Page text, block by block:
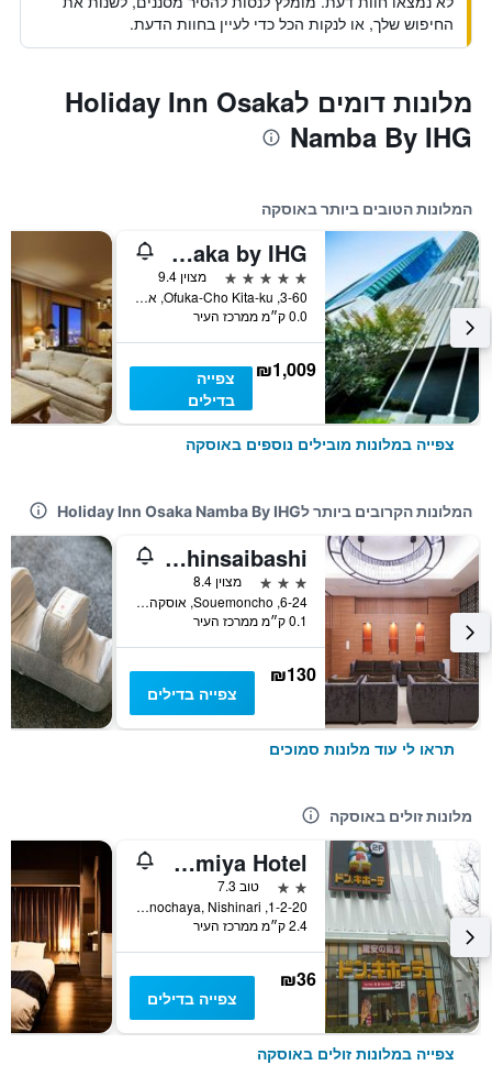
החיפוש שלך, או לנקות הכל כדי לעיין בחוות הדעת.
מלונות דומים לHoliday Inn Osaka
Namba By IHG
המלונות הטובים ביותר באוסקה
InterContinental Osaka by IHG
5 כוכבים
מצוין 9.4
3-60, Ofuka-Cho Kita-ku, אוסקה, יפן
0.0 ק״מ ממרכז העיר
₪1,009
צפייה
בדילים
צפייה במלונות מובילים נוספים באוסקה
המלונות הקרובים ביותר לHoliday Inn Osaka Namba By IHG
Welina Hotel Premier Shinsaibashi
3 כוכבים
מצוין 8.4
6-24, Souemoncho, אוסקה, יפן
0.1 ק״מ ממרכז העיר
₪130
צפייה בדילים
תראו לי עוד מלונות סמוכים
מלונות זולים באוסקה
Shin-Imamiya Hotel
2 כוכבים
טוב 7.3
1-2-20, Haginochaya, Nishinari, אוסקה, יפן
2.4 ק״מ ממרכז העיר
₪36
צפייה בדילים
צפייה במלונות זולים באוסקה